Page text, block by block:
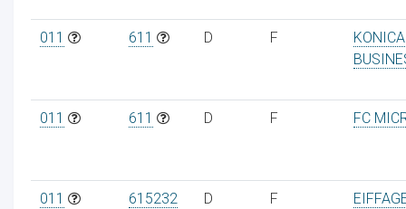
011 611 D F
011 611 D F FC
011 615232 D F